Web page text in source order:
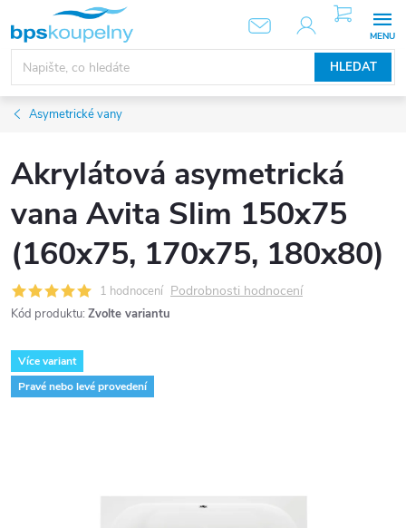
obsah
HLEDAT
NÁKUPNÍ
KOŠÍK
Asymetrické vany
Akrylátová asymetrická
vana Avita Slim 150x75
(160x75, 170x75, 180x80)
1 hodnocení Podrobnosti hodnocení
Kód produktu: Zvolte variantu
Více variant
Pravé nebo levé provedení